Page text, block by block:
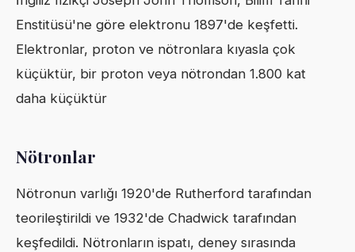
Enstitüsü'ne göre elektronu 1897'de keşfetti.
Elektronlar, proton ve nötronlara kıyasla çok
küçüktür, bir proton veya nötrondan 1.800 kat
daha küçüktür
Nötronlar
Nötronun varlığı 1920'de Rutherford tarafından
teorileştirildi ve 1932'de Chadwick tarafından
keşfedildi. Nötronların ispatı, deney sırasında